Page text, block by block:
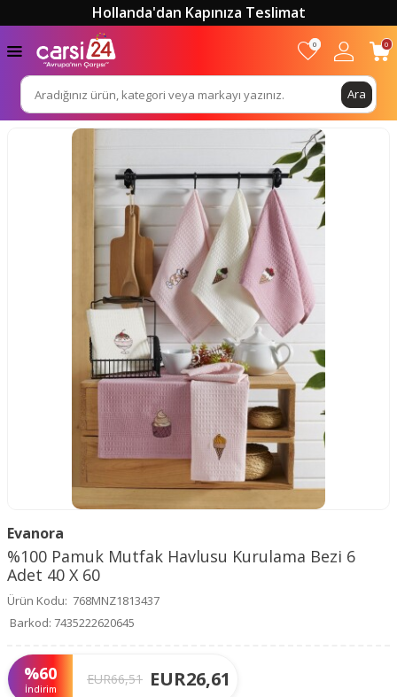
Hollanda'dan Kapınıza Teslimat
Ara
0 0
Evanora
%100 Pamuk Mutfak Havlusu Kurulama Bezi 6
Adet 40 X 60
Ürün Kodu: 768MNZ1813437
Barkod: 7435222620645
%60
İndirim
EUR66,51 EUR26,61